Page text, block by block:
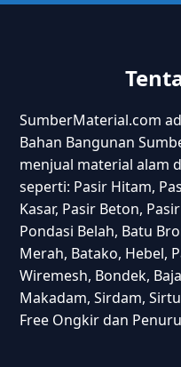
SumberMaterial.com
Bahan Bangunan
menjual material alam
seperti: Pasir Hitam,
Kasar, Pasir Beton,
Pondasi Belah, Batu
Merah, Batako, Hebel,
Wiremesh, Bondek,
Makadam, Sirdam,
Free Ongkir dan